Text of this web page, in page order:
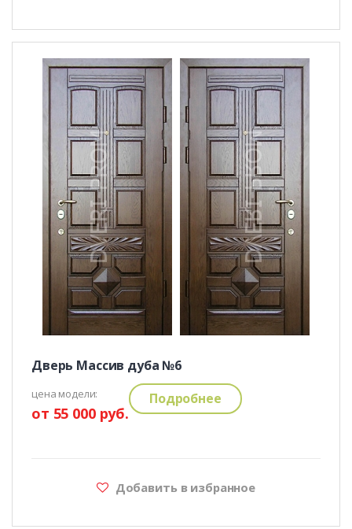
Дверь Массив дуба №6
цена модели:
от 55 000 руб.
Подробнее
Добавить в избранное